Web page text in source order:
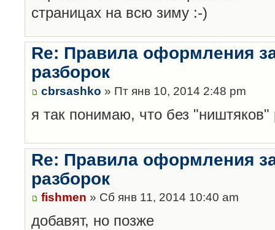
страницах на всю зиму :-)
Re: Правила оформления
разборок
cbrsashko » Пт янв 10, 2014 2:48 pm
я так понимаю, что без "ништяков"
Re: Правила оформления
разборок
fishmen » Сб янв 11, 2014 10:40 am
добавят, но позже